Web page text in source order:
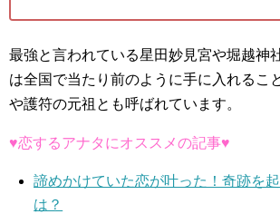
最強と言われている星田妙見宮や堀越神
は全国で当たり前のように手に入れるこ
や護符の元祖とも呼ばれています。
♥恋するアナタにオススメの記事♥
諦めかけていた恋が叶った！奇跡を
は？